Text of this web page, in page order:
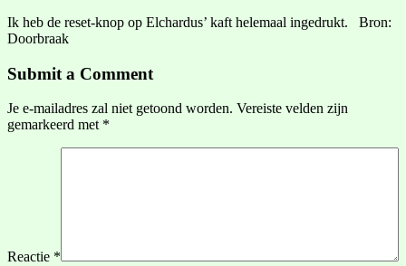
Ik heb de reset-knop op Elchardus’ kaft helemaal ingedrukt. Bron:
Doorbraak
Submit a Comment
Je e-mailadres zal niet getoond worden. Vereiste velden zijn
gemarkeerd met *
Reactie *